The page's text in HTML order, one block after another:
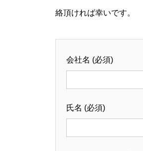
絡頂ければ幸いです。
会社名 (必須)
氏名 (必須)